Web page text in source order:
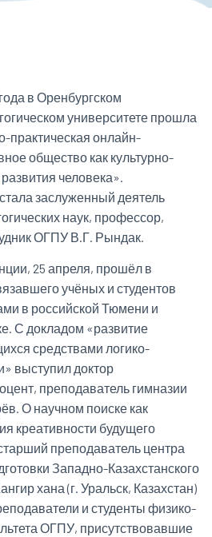
в Оренбургском
университете прошла
практическая онлайн-
общество как культурно-
человека».
заслуженный деятель
наук, профессор,
ОГПУ В.Г. Рындак.
25 апреля, прошёл в
учёных и студентов
в российской Тюмени и
С докладом «развитие
средствами логико-
выступил доктор
преподаватель гимназии
О научном поиске как
креативности будущего
преподаватель центра
Западно-Казахстанского
хана (г. Уральск, Казахстан)
и студенты физико-
ОГПУ, присутствовавшие